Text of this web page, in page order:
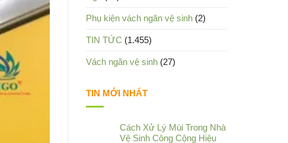
Phụ kiện vách ngăn vệ sinh (2)
TIN TỨC (1.455)
Vách ngăn vệ sinh (27)
TIN MỚI NHẤT
Cách Xử Lý Mùi Trong Nhà
Vệ Sinh Công Cộng Hiệu